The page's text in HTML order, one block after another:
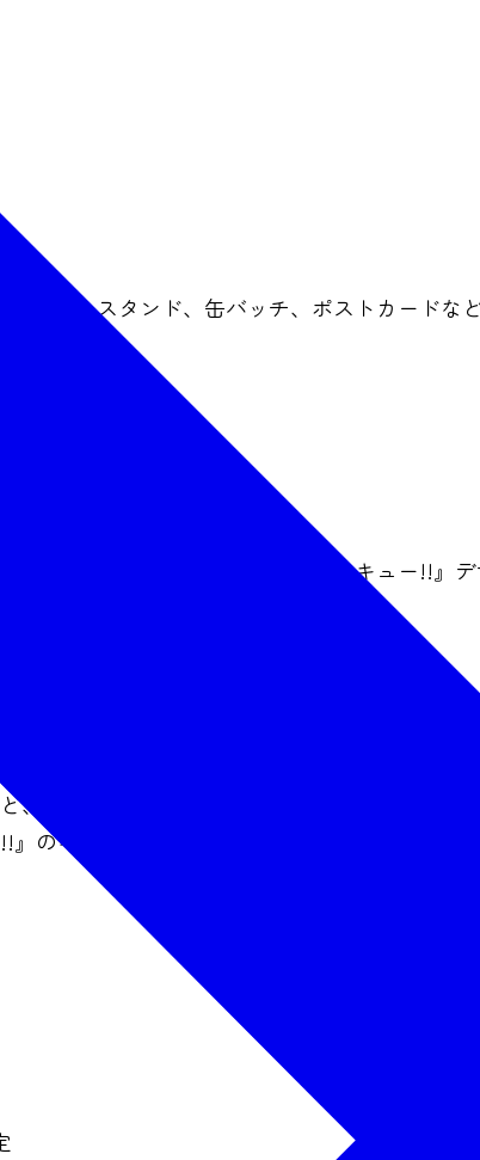
クリルスタンド、缶バッチ、ポストカードな
仙台七夕まつりにおいて、『ハイキュー!!』
、アニメ『ハイキュー!!』がコラボレーション
』のキャラクター月島蛍を迎え、全国に仙台観